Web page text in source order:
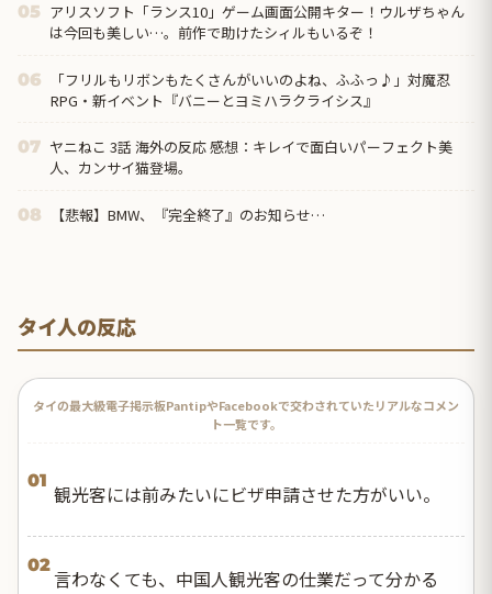
05 アリスソフト「ランス10」ゲーム画面公開キター！ウルザちゃん
は今回も美しい…。前作で助けたシィルもいるぞ！
06
「フリルもリボンもたくさんがいいのよね、ふふっ♪」対魔忍
RPG・新イベント『バニーとヨミハラクライシス』
07 ヤニねこ 3話 海外の反応 感想：キレイで面白いパーフェクト美
人、カンサイ猫登場。
08 【悲報】BMW、『完全終了』のお知らせ…
タイ人の反応
タイの最大級電子掲示板PantipやFacebookで交わされていたリアルなコメン
ト一覧です。
01
観光客には前みたいにビザ申請させた方がいい。
02
言わなくても、中国人観光客の仕業だって分かる